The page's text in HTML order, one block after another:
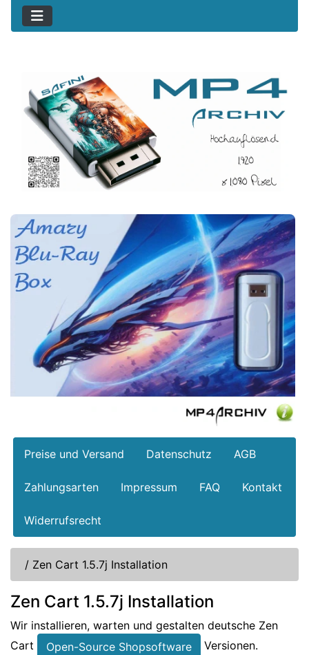
Preise und Versand Datenschutz AGB
Zahlungsarten Impressum FAQ Kontakt
Widerrufsrecht
/ Zen Cart 1.5.7j Installation
Zen Cart 1.5.7j Installation
Wir installieren, warten und gestalten deutsche Zen
Cart
Open-Source Shopsoftware Versionen.